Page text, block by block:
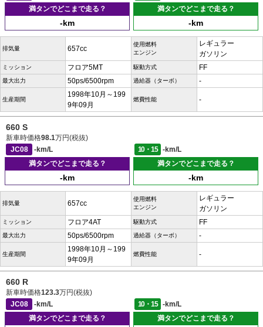
満タンでどこまで走る？
-km
満タンでどこまで走る？
-km
排気量 657cc
使用燃料
エンジン
レギュラー
ガソリン
ミッション フロア5MT 駆動方式 FF
最大出力 50ps/6500rpm 過給器（ターボ） -
生産期間
1998年10月～199
9年09月
燃費性能 -
660 S
新車時価格98.1万円(税抜)
JC08
-km/L 10・15
-km/L
満タンでどこまで走る？
-km
満タンでどこまで走る？
-km
排気量 657cc
使用燃料
エンジン
レギュラー
ガソリン
ミッション フロア4AT 駆動方式 FF
最大出力 50ps/6500rpm 過給器（ターボ） -
生産期間
1998年10月～199
9年09月
燃費性能 -
660 R
新車時価格123.3万円(税抜)
JC08
-km/L 10・15
-km/L
満タンでどこまで走る？
満タンでどこまで走る？